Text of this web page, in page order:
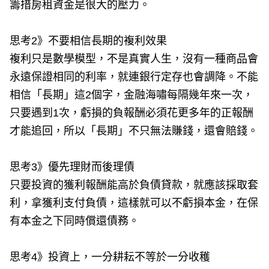
籌措房租資金是很大的壓力。
思考2》不要相信長期的複利效果
複利只是數學模型，不是真實人生，沒有一種商品會
永遠保證相同的利率，就連銀行定存也會調降。不能
相信「長期」這2個字，金融海嘯每隔幾年來一次，
只要遇到1次，虧損的負報酬必須花更多年的正報酬
才能追回，所以「長期」不只無法賺錢，還會賠錢。
思考3》優先理財而後理債
只要投資的獲利報酬能高於負債貸款，就應該採取套
利，拿獲利支付負債，這樣就可以不虧損本金，在保
有本金之下同時償還債務。
思考4》投資上，一分耕耘不等於一分收穫